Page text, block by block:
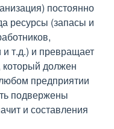
постоянно
ресурсы (запасы и
т.д.) и превращает
который должен
предприятии
подвержены
и составления